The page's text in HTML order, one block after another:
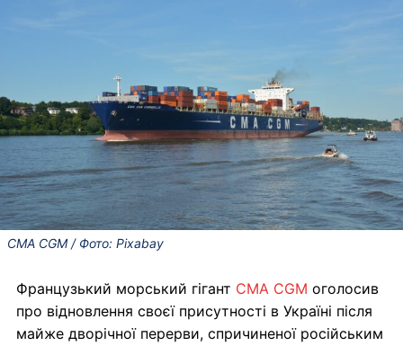
CMA CGM / Фото: Pixabay
Французький морський гігант CMA CGM оголосив
про відновлення своєї присутності в Україні після
майже дворічної перерви, спричиненої російським